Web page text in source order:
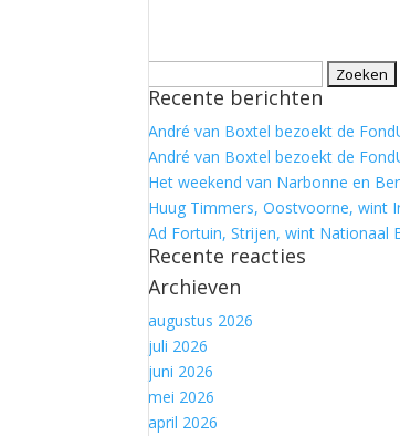
naar:
Recente berichten
André van Boxtel bezoekt de
André van Boxtel bezoekt de
Het weekend van Narbonne en
Huug Timmers, Oostvoorne, wint
Ad Fortuin, Strijen, wint Nationaal
Recente reacties
Archieven
augustus 2026
juli 2026
juni 2026
mei 2026
april 2026